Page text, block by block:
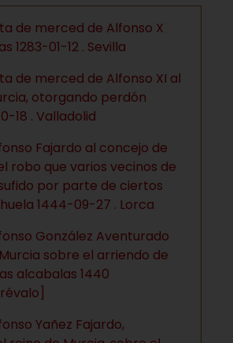
de merced de Alfonso X
1283-01-12 . Sevilla
de merced de Alfonso XI al
otorgando perdón
18 . Valladolid
Fajardo al concejo de
robo que varios vecinos de
por parte de ciertos
1444-09-27 . Lorca
González Aventurado
sobre el arriendo de
alcabalas 1440
Yañez Fajardo,